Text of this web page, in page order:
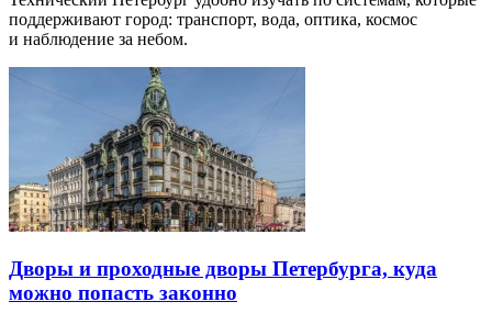
поддерживают город: транспорт, вода, оптика, космос
и наблюдение за небом.
Дворы и проходные дворы Петербурга, куда
можно попасть законно